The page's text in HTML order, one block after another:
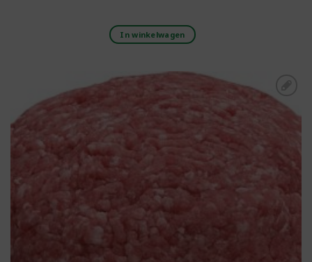
In winkelwagen
Toevoegen aan
boodschappenlijst